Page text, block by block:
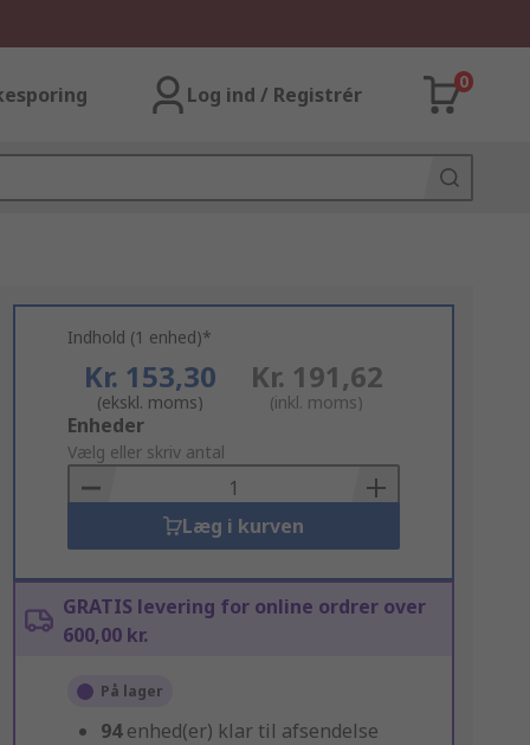
Log ind / Registrér
0
Indhold (1 enhed)*
Kr. 153,30
(ekskl. moms)
Kr. 191,62
(inkl. moms)
Add
to
Basket
Enheder
Vælg eller skriv antal
Læg i kurven
GRATIS levering for online ordrer over
600,00 kr.
På lager
94enhed(er) klar til afsendelse